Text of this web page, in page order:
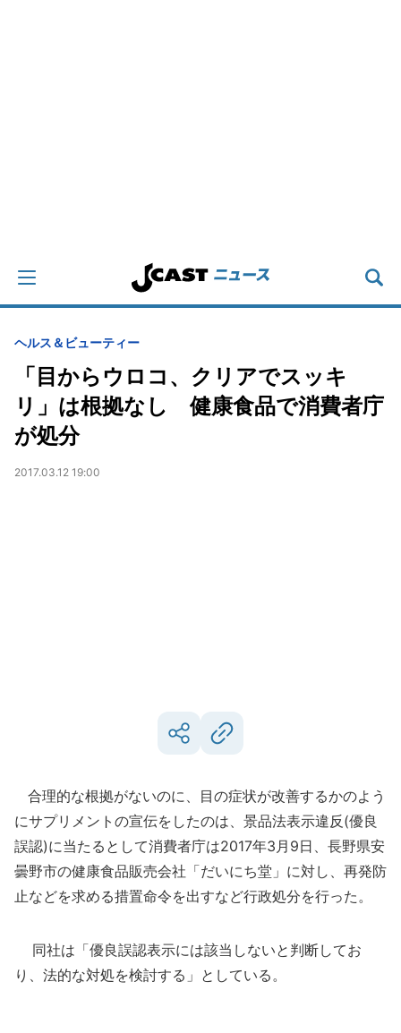
ヘルス＆ビューティー
「目からウロコ、クリアでスッキ
リ」は根拠なし 健康食品で消費者庁
が処分
2017.03.12 19:00
合理的な根拠がないのに、目の症状が改善するかのよう
にサプリメントの宣伝をしたのは、景品法表示違反(優良
誤認)に当たるとして消費者庁は2017年3月9日、長野県安
曇野市の健康食品販売会社「だいにち堂」に対し、再発防
止などを求める措置命令を出すなど行政処分を行った。
同社は「優良誤認表示には該当しないと判断してお
り、法的な対処を検討する」としている。